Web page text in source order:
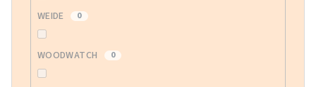
WEIDE 0
WOODWATCH 0